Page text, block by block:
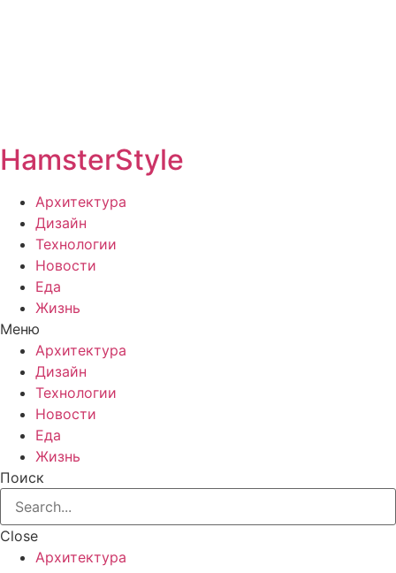
HamsterStyle
Архитектура
Дизайн
Технологии
Новости
Еда
Жизнь
Меню
Архитектура
Дизайн
Технологии
Новости
Еда
Жизнь
Поиск
Close
Архитектура